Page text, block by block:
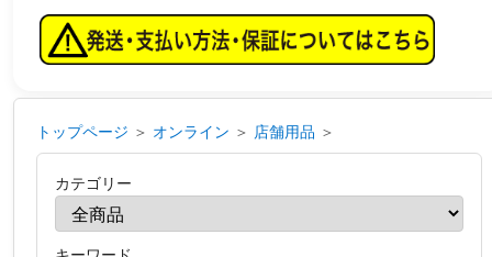
トップページ ＞ オンライン ＞ 店舗用品 ＞
カテゴリー